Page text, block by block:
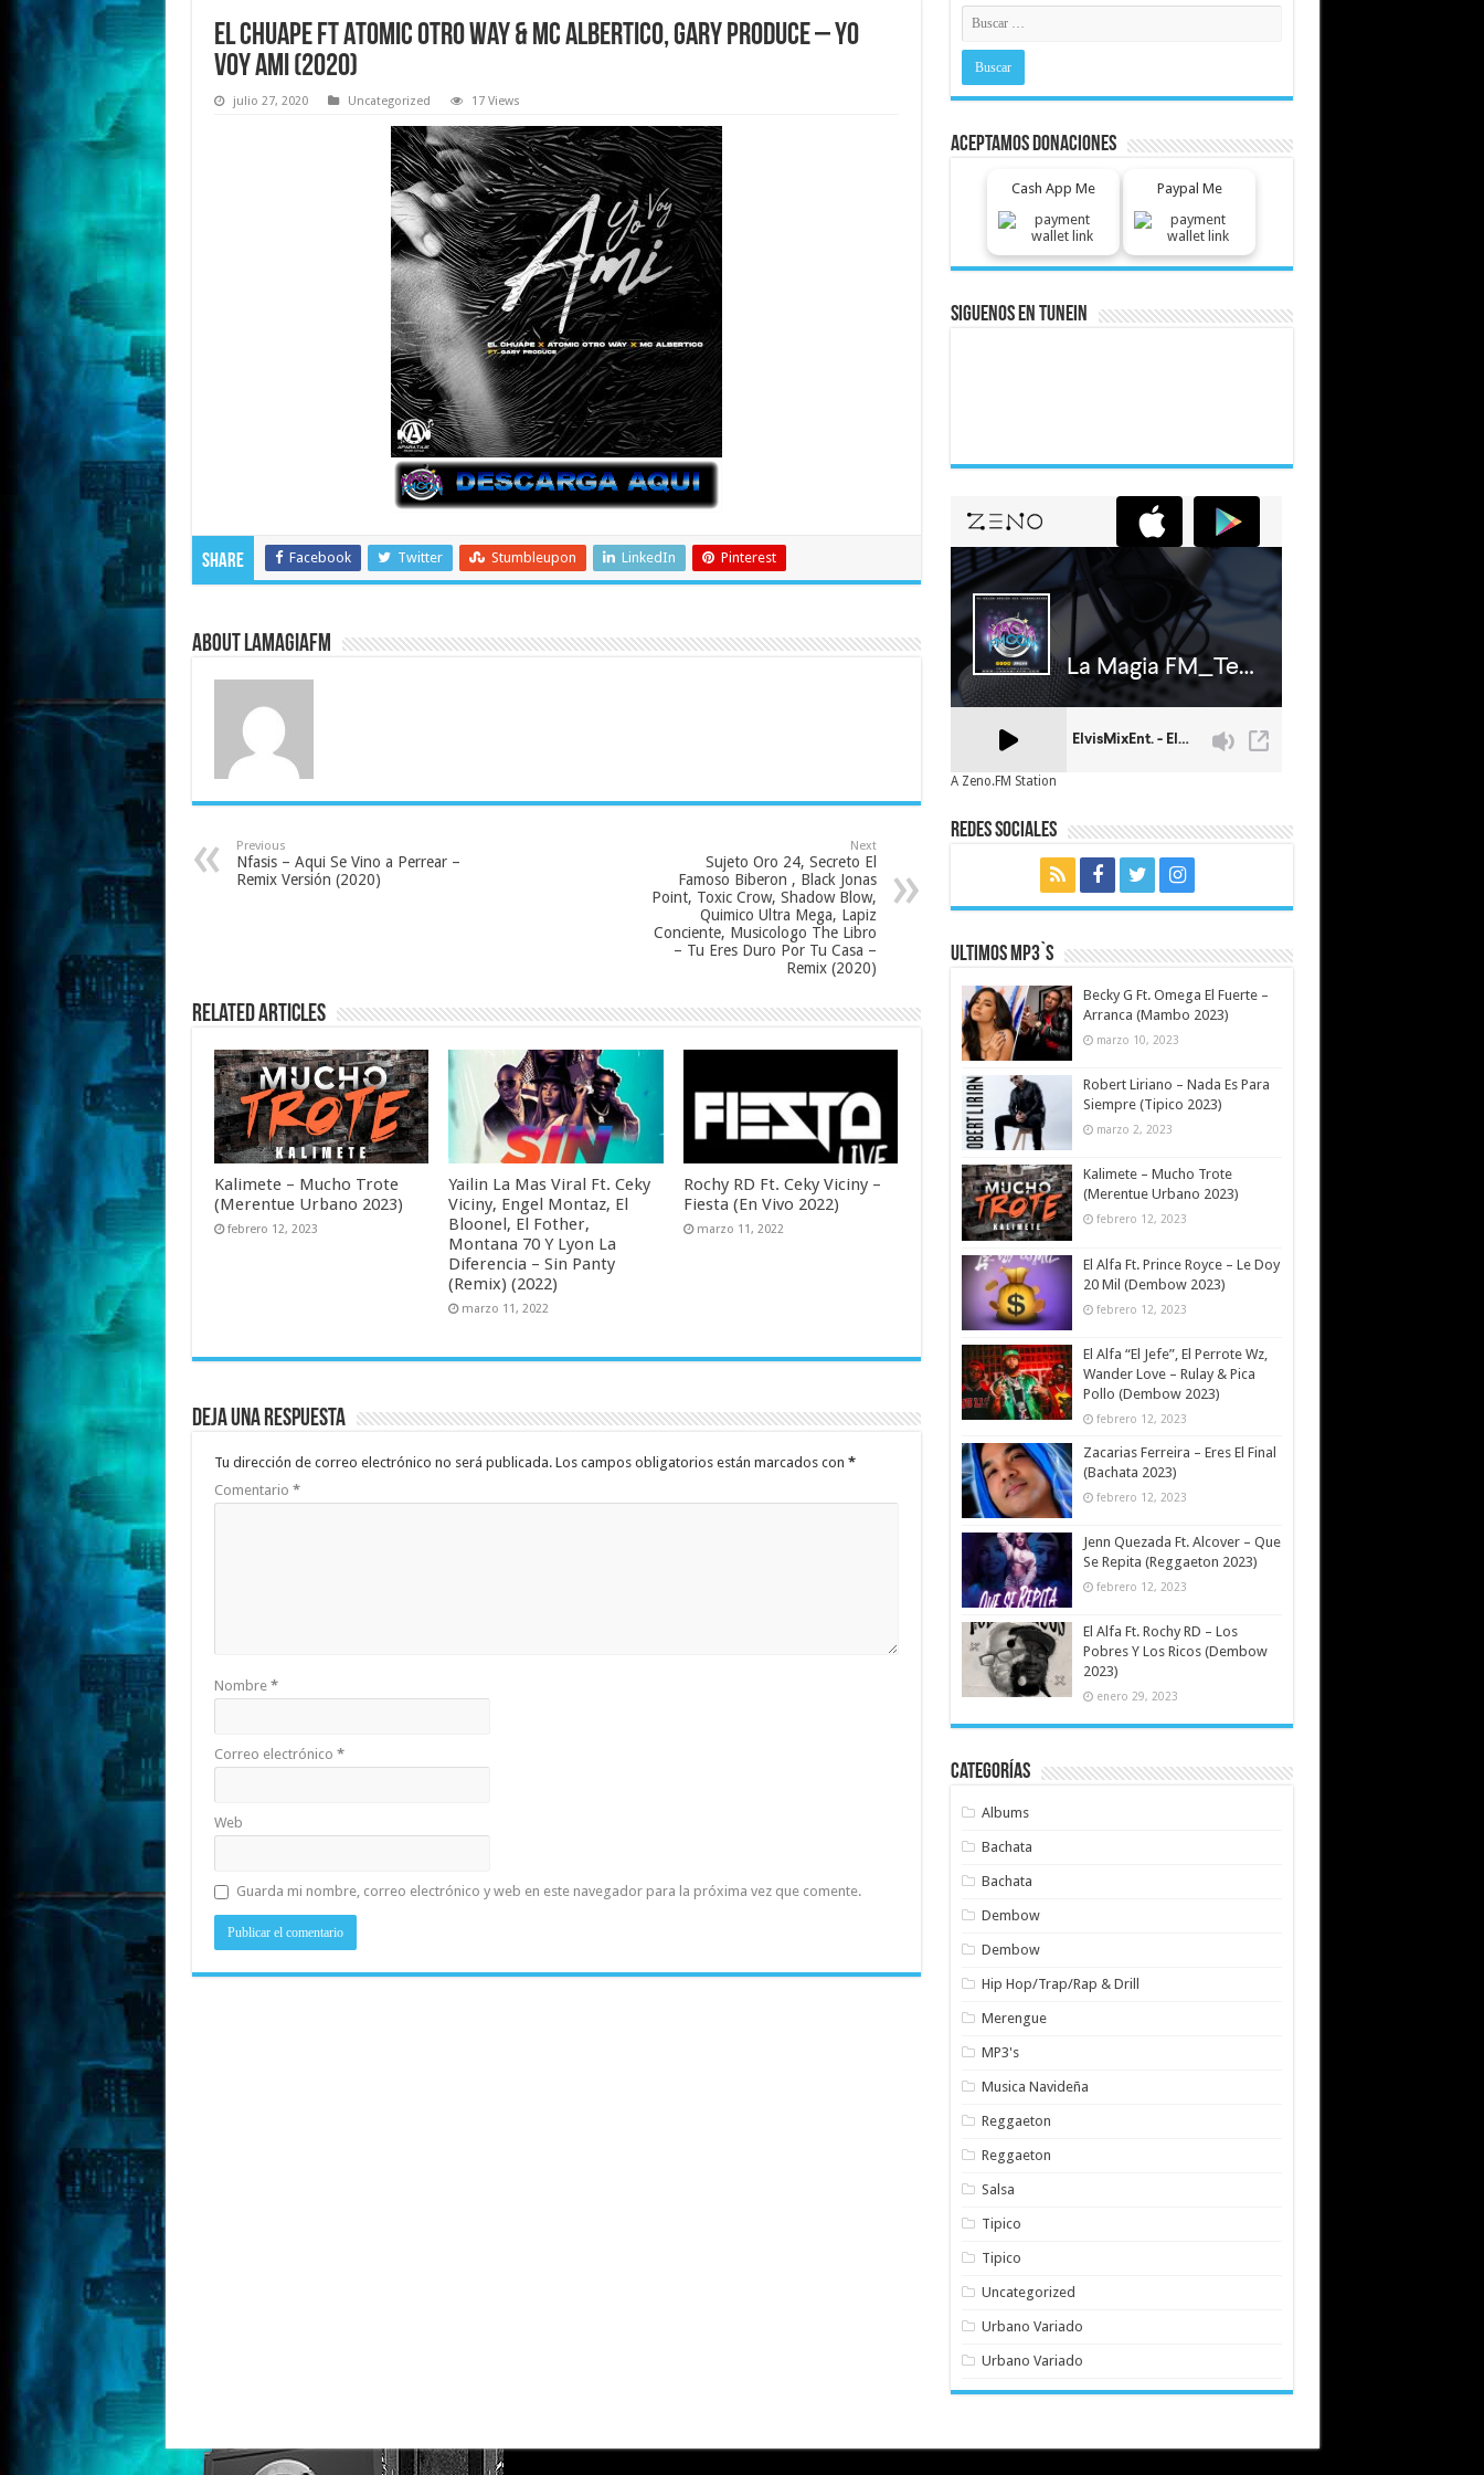
El Chuape Ft Atomic Otro Way & Mc Albertico, Gary Produce – Yo
Voy Ami (2020)
julio 27, 2020 Uncategorized 17 Views
Share Facebook Twitter Stumbleupon LinkedIn Pinterest
About LaMagiaFM
Previous
Nfasis – Aqui Se Vino a Perrear –
Remix Versión (2020)
Next
Sujeto Oro 24, Secreto El
Famoso Biberon , Black Jonas
Point, Toxic Crow, Shadow Blow,
Quimico Ultra Mega, Lapiz
Conciente, Musicologo The Libro
– Tu Eres Duro Por Tu Casa –
Remix (2020)
Related Articles
Kalimete – Mucho Trote
(Merentue Urbano 2023)
febrero 12, 2023
Yailin La Mas Viral Ft. Ceky
Viciny, Engel Montaz, El
Bloonel, El Fother,
Montana 70 Y Lyon La
Diferencia – Sin Panty
(Remix) (2022)
marzo 11, 2022
Rochy RD Ft. Ceky Viciny –
Fiesta (En Vivo 2022)
marzo 11, 2022
Deja una respuesta
Tu dirección de correo electrónico no será publicada. Los campos obligatorios están marcados con *
Comentario *
Nombre *
Correo electrónico *
Web
Guarda mi nombre, correo electrónico y web en este navegador para la próxima vez que comente.
Aceptamos Donaciones
Cash App Me Paypal Me
Siguenos En Tunein
A Zeno.FM Station
Redes Sociales
Ultimos MP3`s
Becky G Ft. Omega El Fuerte –
Arranca (Mambo 2023)
marzo 10, 2023
Robert Liriano – Nada Es Para
Siempre (Tipico 2023)
marzo 2, 2023
Kalimete – Mucho Trote
(Merentue Urbano 2023)
febrero 12, 2023
El Alfa Ft. Prince Royce – Le Doy
20 Mil (Dembow 2023)
febrero 12, 2023
El Alfa “El Jefe”, El Perrote Wz,
Wander Love – Rulay & Pica
Pollo (Dembow 2023)
febrero 12, 2023
Zacarias Ferreira – Eres El Final
(Bachata 2023)
febrero 12, 2023
Jenn Quezada Ft. Alcover – Que
Se Repita (Reggaeton 2023)
febrero 12, 2023
El Alfa Ft. Rochy RD – Los
Pobres Y Los Ricos (Dembow
2023)
enero 29, 2023
Categorías
Albums
Bachata
Bachata
Dembow
Dembow
Hip Hop/Trap/Rap & Drill
Merengue
MP3's
Musica Navideña
Reggaeton
Reggaeton
Salsa
Tipico
Tipico
Uncategorized
Urbano Variado
Urbano Variado